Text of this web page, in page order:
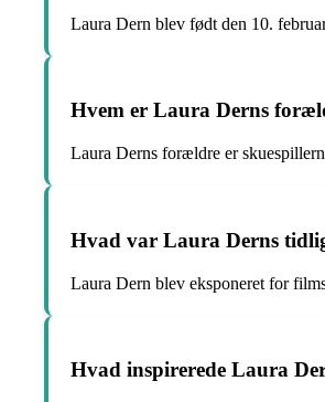
Laura Dern blev født den 10.
Hvem er Laura Derns
Laura Derns forældre er
Hvad var Laura Derns
Laura Dern blev eksponeret for
Hvad inspirerede Laura